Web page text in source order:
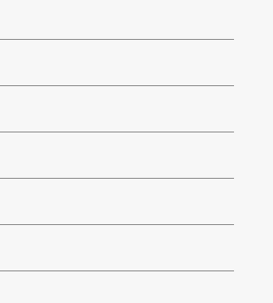
conectividad y seguridad
domina la nieve y un podio
Feb. 24, 2026